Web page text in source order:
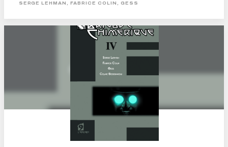
leur œuvre. L’inspiration...
SERGE LEHMAN, FABRICE COLIN, GESS